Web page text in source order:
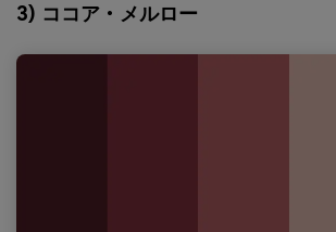
3) ココア・メルロー